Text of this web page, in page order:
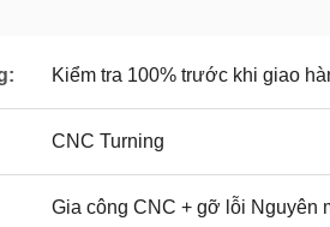
Kiểm tra 100% trước khi giao
CNC Turning
Gia công CNC + gỡ lỗi Nguyên